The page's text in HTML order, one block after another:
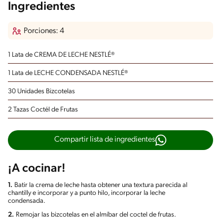
Ingredientes
Porciones: 4
1 Lata de CREMA DE LECHE NESTLÉ®
1 Lata de LECHE CONDENSADA NESTLÉ®
30 Unidades Bizcotelas
2 Tazas Coctél de Frutas
Compartir lista de ingredientes
¡A cocinar!
1. Batir la crema de leche hasta obtener una textura parecida al
chantilly e incorporar y a punto hilo, incorporar la leche
condensada.
2. Remojar las bizcotelas en el almíbar del coctel de frutas.